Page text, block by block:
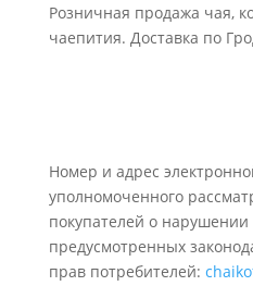
Розничная продажа чая,
чаепития. Доставка по
Номер и адрес
уполномоченного
покупателей о нарушении
предусмотренных
прав потребителей: